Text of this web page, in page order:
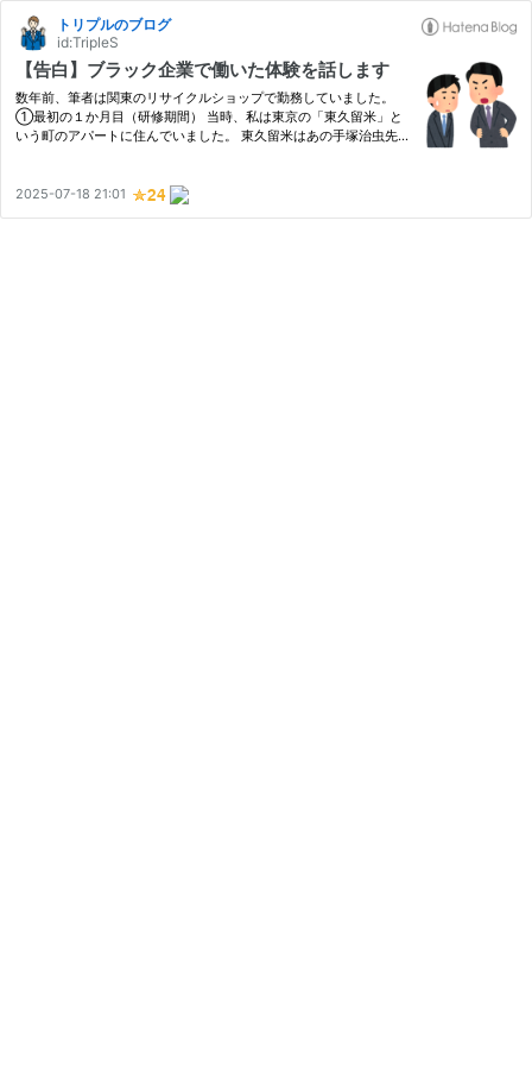
トリプルのブログ
id:TripleS
【告白】ブラック企業で働いた体験を話します
数年前、筆者は関東のリサイクルショップで勤務していました。
①最初の１か月目（研修期間） 当時、私は東京の「東久留米」と
いう町のアパートに住んでいました。 東久留米はあの手塚治虫先
米の…
2025-07-18 21:01